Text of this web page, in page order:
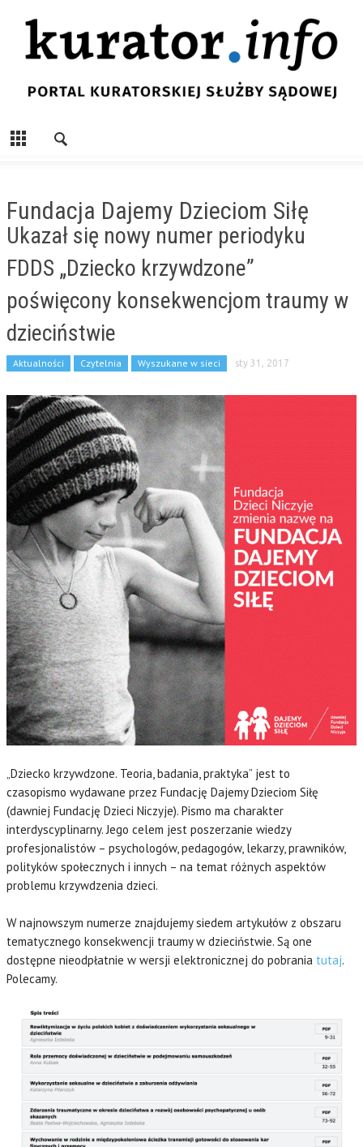
Fundacja Dajemy Dzieciom Siłę
Ukazał się nowy numer periodyku
FDDS „Dziecko krzywdzone”
poświęcony konsekwencjom traumy w
dzieciństwie
Aktualności Czytelnia Wyszukane w sieci sty 31, 2017
„Dziecko krzywdzone. Teoria, badania, praktyka” jest to
czasopismo wydawane przez Fundację Dajemy Dzieciom Siłę
(dawniej Fundację Dzieci Niczyje). Pismo ma charakter
interdyscyplinarny. Jego celem jest poszerzanie wiedzy
profesjonalistów – psychologów, pedagogów, lekarzy, prawników,
polityków społecznych i innych – na temat różnych aspektów
problemu krzywdzenia dzieci.
W najnowszym numerze znajdujemy siedem artykułów z obszaru
tematycznego konsekwencji traumy w dzieciństwie. Są one
dostępne nieodpłatnie w wersji elektronicznej do pobrania tutaj.
Polecamy.